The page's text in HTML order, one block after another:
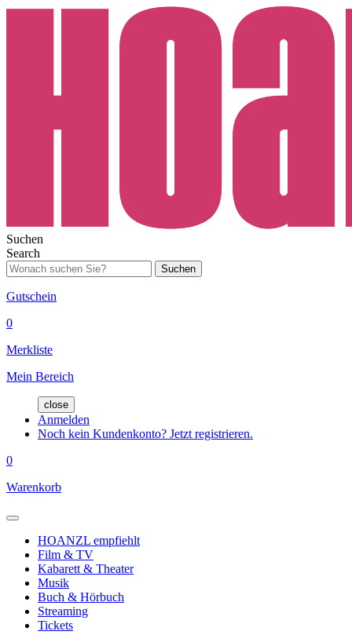
Suchen
Search
Suchen
Gutschein
0
Merkliste
Mein Bereich
close
Anmelden
Noch kein Kundenkonto? Jetzt registrieren.
0
Warenkorb
HOANZL empfiehlt
Film & TV
Kabarett & Theater
Musik
Buch & Hörbuch
Streaming
Tickets